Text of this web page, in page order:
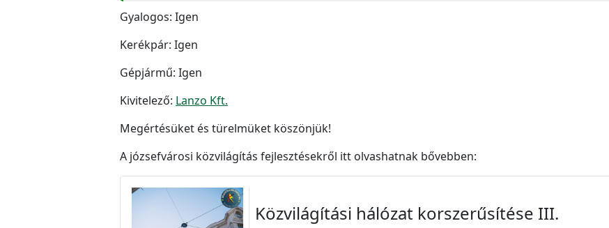
Gyalogos: Igen
Kerékpár: Igen
Gépjármű: Igen
Kivitelező: Lanzo Kft.
Megértésüket és türelmüket köszönjük!
A józsefvárosi közvilágítás fejlesztésekről itt olvashatnak bővebben:
Közvilágítási hálózat korszerűsítése III.